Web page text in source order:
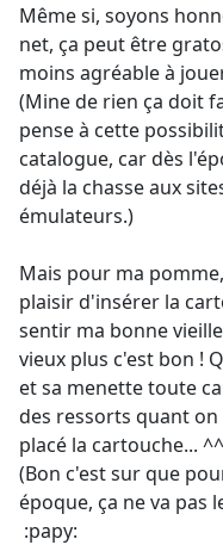
Même si, soyons
net, ça peut être
moins agréable à
(Mine de rien ça doit
pense à cette
catalogue, car dès
déjà la chasse aux
émulateurs.)
Mais pour ma
plaisir d'insérer la
sentir ma bonne
vieux plus c'est bon !
et sa menette toute
des ressorts quant
placé la cartouche... ^^
(Bon c'est sur que
époque, ça ne va pas
:papy: